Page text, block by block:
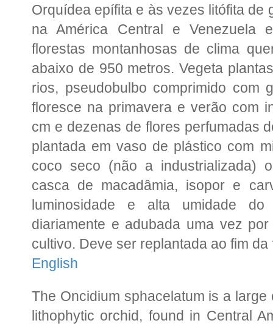
Orquídea epífita e às vezes litófita de
na América Central e Venezuela
florestas montanhosas de clima
abaixo de 950 metros. Vegeta
rios, pseudobulbo comprimido com
floresce na primavera e verão com
cm e dezenas de flores perfumadas
plantada em vaso de plástico com
coco seco (não a industrializada)
casca de macadâmia, isopor e
luminosidade e alta umidade
diariamente e adubada uma vez
cultivo. Deve ser replantada ao fim
English
The Oncidium sphacelatum is a
lithophytic orchid, found in Central